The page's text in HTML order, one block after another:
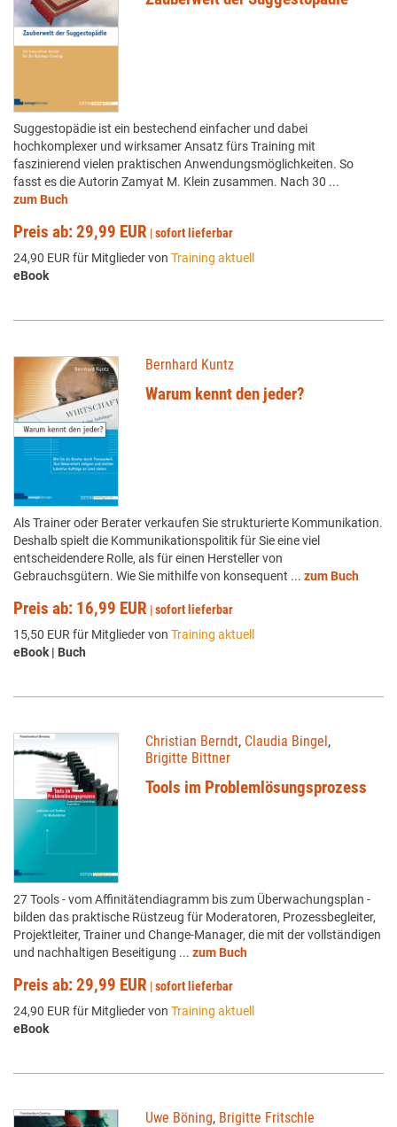
Suggestopädie ist ein bestechend einfacher und dabei
hochkomplexer und wirksamer Ansatz fürs Training mit
faszinierend vielen praktischen Anwendungsmöglichkeiten. So
fasst es die Autorin Zamyat M. Klein zusammen. Nach 30 ...
zum Buch
Preis ab: 29,99 EUR |sofort lieferbar
24,90 EUR für Mitglieder von Training aktuell
eBook
Bernhard Kuntz
Warum kennt den jeder?
Als Trainer oder Berater verkaufen Sie strukturierte Kommunikation.
Deshalb spielt die Kommunikationspolitik für Sie eine viel
entscheidendere Rolle, als für einen Hersteller von
Gebrauchsgütern. Wie Sie mithilfe von konsequent ... zum Buch
Preis ab: 16,99 EUR |sofort lieferbar
15,50 EUR für Mitglieder von Training aktuell
eBook | Buch
Christian Berndt, Claudia Bingel,
Brigitte Bittner
Tools im Problemlösungsprozess
27 Tools - vom Affinitätendiagramm bis zum Überwachungsplan -
bilden das praktische Rüstzeug für Moderatoren, Prozessbegleiter,
Projektleiter, Trainer und Change-Manager, die mit der vollständigen
und nachhaltigen Beseitigung ... zum Buch
Preis ab: 29,99 EUR |sofort lieferbar
24,90 EUR für Mitglieder von Training aktuell
eBook
Uwe Böning, Brigitte Fritschle